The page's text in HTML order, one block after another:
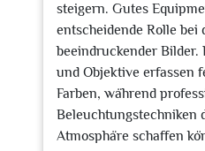
steigern. Gutes
entscheidende Rolle bei
beeindruckender Bilder.
und Objektive erfassen
Farben, während
Beleuchtungstechniken
Atmosphäre schaffen